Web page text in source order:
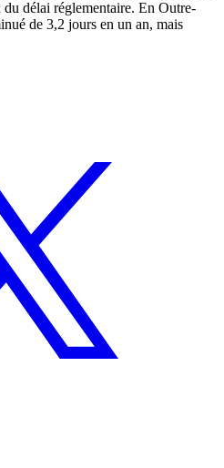
délai réglementaire. En Outre-
de 3,2 jours en un an, mais